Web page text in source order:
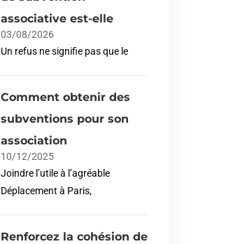
associative est-elle
03/08/2026
Un refus ne signifie pas que le
Comment obtenir des
subventions pour son
association
10/12/2025
Joindre l’utile à l’agréable
Déplacement à Paris,
Renforcez la cohésion de